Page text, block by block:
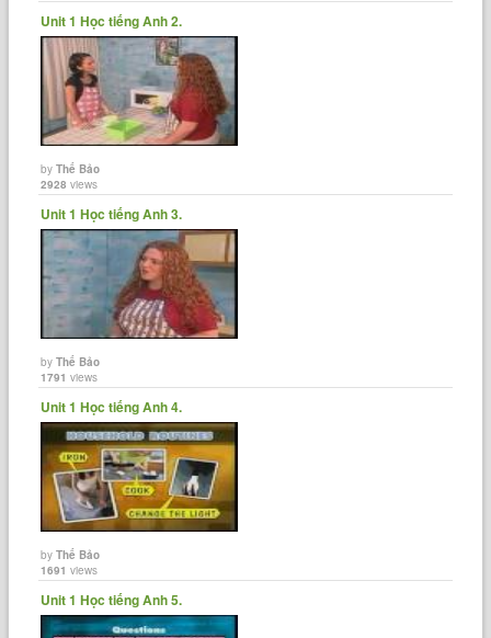
Unit 1 Học tiếng Anh 2.
byThế Bảo
2928 views
Unit 1 Học tiếng Anh 3.
byThế Bảo
1791 views
Unit 1 Học tiếng Anh 4.
byThế Bảo
1691 views
Unit 1 Học tiếng Anh 5.